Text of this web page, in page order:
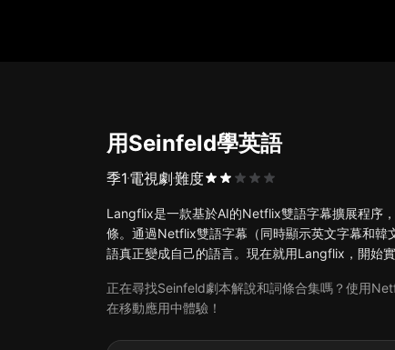
用Seinfeld學英語
季1 電視劇難度
Langflix是一款基於AI的Netflix雙語字幕擴展程序
條。通過Netflix雙語字幕（同時顯示英文字幕和
語真正變成自己的語言。現在就用Langflix，開始
正在尋找Seinfeld劇本解說和詞條合集嗎？使用
在移動應用中體驗！